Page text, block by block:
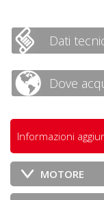
Dati
Dove
Informazioni
MOTORE